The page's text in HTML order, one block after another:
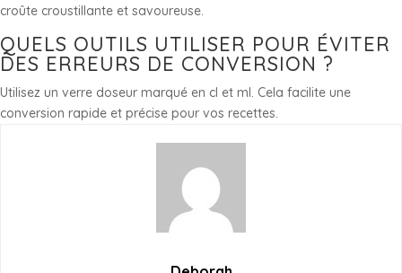
croûte croustillante et savoureuse.
QUELS OUTILS UTILISER POUR ÉVITER
DES ERREURS DE CONVERSION ?
Utilisez un verre doseur marqué en cl et ml. Cela facilite une
conversion rapide et précise pour vos recettes.